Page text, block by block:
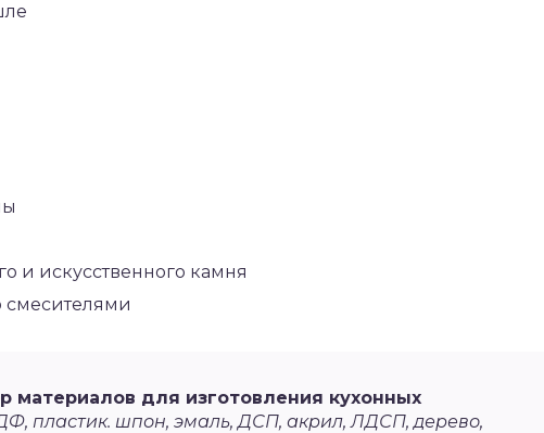
и искусственного камня
материалов для изготовления кухонных
пластик. шпон, эмаль, ДСП, акрил, ЛДСП, дерево,